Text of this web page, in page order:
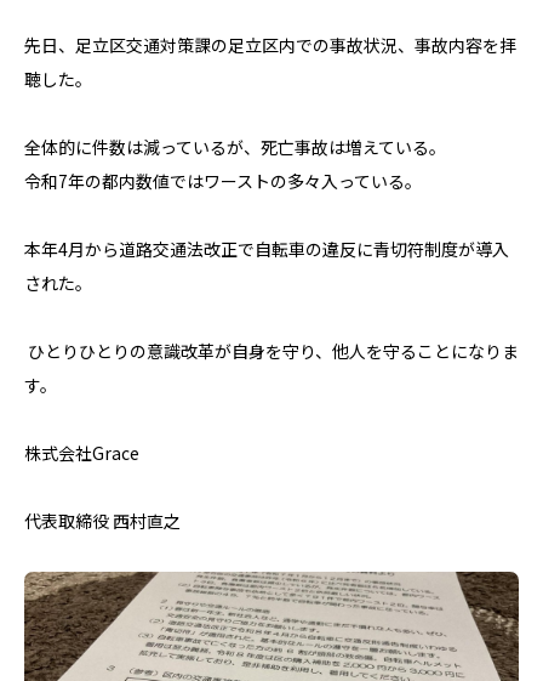
先日、足立区交通対策課の足立区内での事故状況、事故内容を拝
聴した。
全体的に件数は減っているが、死亡事故は増えている。
令和7年の都内数値ではワーストの多々入っている。
本年4月から道路交通法改正で自転車の違反に青切符制度が導入
された。
ひとりひとりの意識改革が自身を守り、他人を守ることになりま
す。
株式会社Grace
代表取締役 西村直之